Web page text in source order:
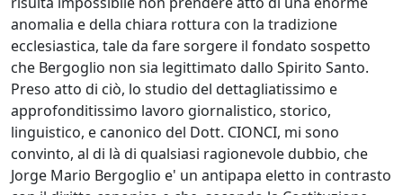
anomalia e della chiara rottura con la tradizione
ecclesiastica, tale da fare sorgere il fondato sospetto
che Bergoglio non sia legittimato dallo Spirito Santo.
Preso atto di ciò, lo studio del dettagliatissimo e
approfonditissimo lavoro giornalistico, storico,
linguistico, e canonico del Dott. CIONCI, mi sono
convinto, al di là di qualsiasi ragionevole dubbio, che
Jorge Mario Bergoglio e' un antipapa eletto in contrasto